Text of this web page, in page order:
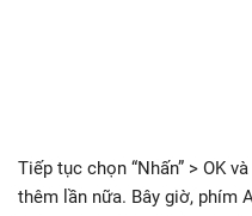
Tiếp tục chọn “Nhấn” > OK
thêm lần nữa. Bây giờ, phím